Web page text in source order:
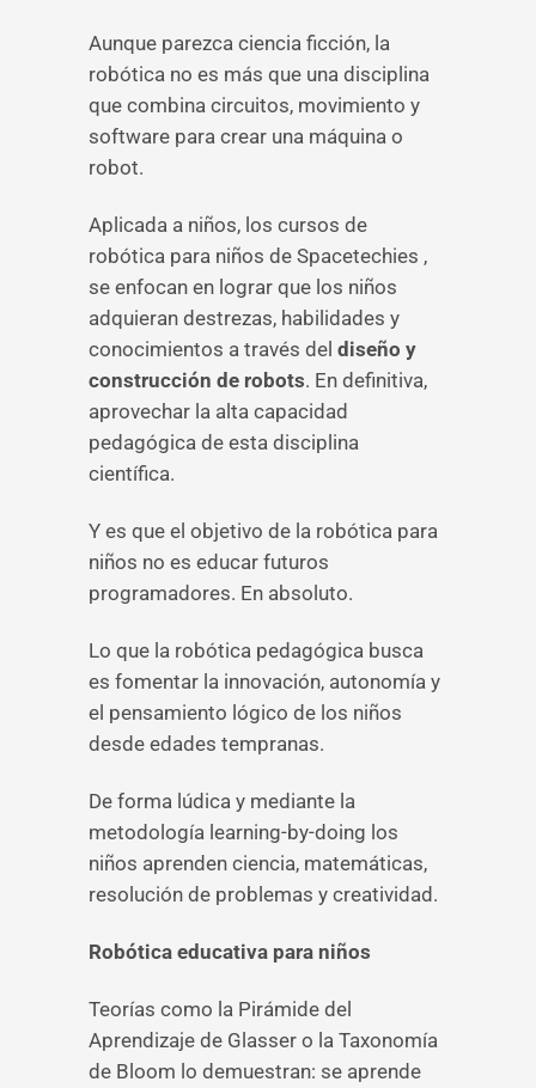
Aunque parezca ciencia ficción, la
robótica no es más que una disciplina
que combina circuitos, movimiento y
software para crear una máquina o
robot.
Aplicada a niños, los cursos de
robótica para niños de Spacetechies ,
se enfocan en lograr que los niños
adquieran destrezas, habilidades y
conocimientos a través del diseño y
construcción de robots. En definitiva,
aprovechar la alta capacidad
pedagógica de esta disciplina
científica.
Y es que el objetivo de la robótica para
niños no es educar futuros
programadores. En absoluto.
Lo que la robótica pedagógica busca
es fomentar la innovación, autonomía y
el pensamiento lógico de los niños
desde edades tempranas.
De forma lúdica y mediante la
metodología learning-by-doing los
niños aprenden ciencia, matemáticas,
resolución de problemas y creatividad.
Robótica educativa para niños
Teorías como la Pirámide del
Aprendizaje de Glasser o la Taxonomía
de Bloom lo demuestran: se aprende